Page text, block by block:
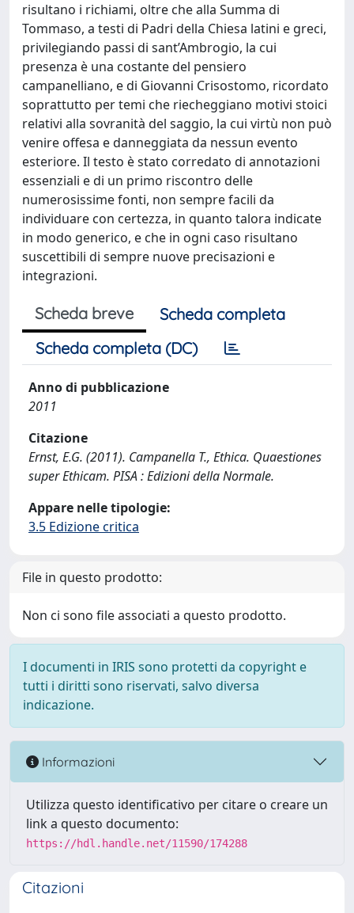
risultano i richiami, oltre che alla Summa di
Tommaso, a testi di Padri della Chiesa latini e greci,
privilegiando passi di sant’Ambrogio, la cui
presenza è una costante del pensiero
campanelliano, e di Giovanni Crisostomo, ricordato
soprattutto per temi che riecheggiano motivi stoici
relativi alla sovranità del saggio, la cui virtù non può
venire offesa e danneggiata da nessun evento
esteriore. Il testo è stato corredato di annotazioni
essenziali e di un primo riscontro delle
numerosissime fonti, non sempre facili da
individuare con certezza, in quanto talora indicate
in modo generico, e che in ogni caso risultano
suscettibili di sempre nuove precisazioni e
integrazioni.
Scheda breve
Scheda completa
Scheda completa (DC)
Anno di pubblicazione
2011
Citazione
Ernst, E.G. (2011). Campanella T., Ethica. Quaestiones
super Ethicam. PISA : Edizioni della Normale.
Appare nelle tipologie:
3.5 Edizione critica
File in questo prodotto:
Non ci sono file associati a questo prodotto.
I documenti in IRIS sono protetti da copyright e
tutti i diritti sono riservati, salvo diversa
indicazione.
Informazioni
Utilizza questo identificativo per citare o creare un
link a questo documento:
https://hdl.handle.net/11590/174288
Citazioni